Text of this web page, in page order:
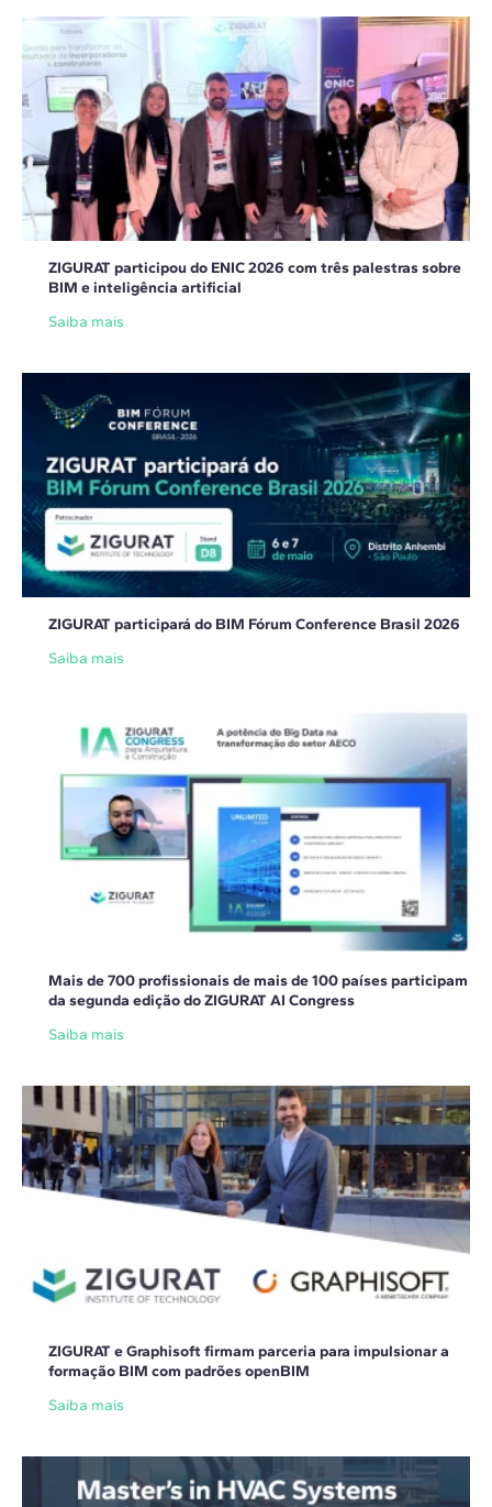
ZIGURAT participou do ENIC 2026 com três palestras sobre
BIM e inteligência artificial
Saiba mais
ZIGURAT participará do BIM Fórum Conference Brasil 2026
Saiba mais
Mais de 700 profissionais de mais de 100 países participam
da segunda edição do ZIGURAT AI Congress
Saiba mais
ZIGURAT e Graphisoft firmam parceria para impulsionar a
formação BIM com padrões openBIM
Saiba mais